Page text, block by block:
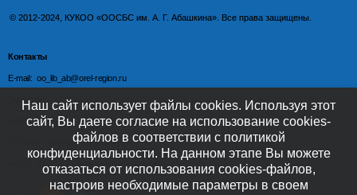
©️ 2012-2024, КУКОО «ООСБС им. А. Г. Абашкина». Все права защищены.
Контакты
E-mail: oo_lib_ab@orel-region.ru
Телефон:
(4862) 77-09-75 (директор),
77-08-54 (главный бухгалтер),
Наш сайт использует файлы cookies. Используя этот
сайт, Вы даете согласие на использование cookies-
файлов в соответствии с политикой
конфиденциальности. На данном этапе Вы можете
отказаться от использования cookies-файлов,
настроив необходимые параметры в своем